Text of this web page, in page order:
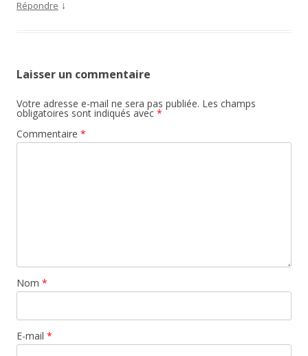
Répondre ↓
Laisser un commentaire
Votre adresse e-mail ne sera pas publiée. Les champs
obligatoires sont indiqués avec *
Commentaire *
Nom *
E-mail *